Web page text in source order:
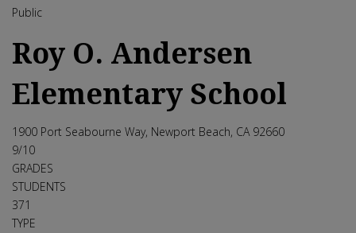
Public
Roy O. Andersen
Elementary School
1900 Port Seabourne Way, Newport Beach, CA 92660
9/10
GRADES
STUDENTS
371
TYPE